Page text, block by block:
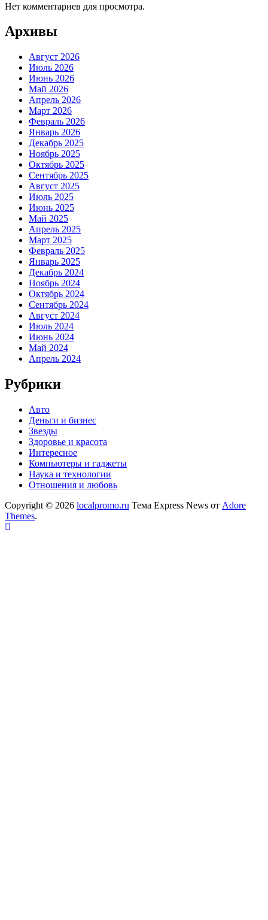
Нет комментариев для просмотра.
Архивы
Август 2026
Июль 2026
Июнь 2026
Май 2026
Апрель 2026
Март 2026
Февраль 2026
Январь 2026
Декабрь 2025
Ноябрь 2025
Октябрь 2025
Сентябрь 2025
Август 2025
Июль 2025
Июнь 2025
Май 2025
Апрель 2025
Март 2025
Февраль 2025
Январь 2025
Декабрь 2024
Ноябрь 2024
Октябрь 2024
Сентябрь 2024
Август 2024
Июль 2024
Июнь 2024
Май 2024
Апрель 2024
Рубрики
Авто
Деньги и бизнес
Звезды
Здоровье и красота
Интересное
Компьютеры и гаджеты
Наука и технологии
Отношения и любовь
Copyright © 2026 localpromo.ru Тема Express News от Adore
Themes.